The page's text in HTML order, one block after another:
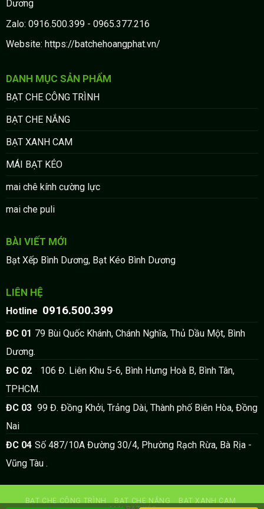
Dương
Zalo: 0916.500.399 - 0965.377.216
Website: https://batchehoangphat.vn/
DANH MỤC SẢN PHẨM
BẠT CHE CÔNG TRÌNH
BẠT CHE NẮNG
BẠT XANH CAM
MÁI BẠT KÉO
mai chê kính cường lực
mai che puli
BÀI VIẾT MỚI
Bạt Xếp Bình Dương, Bạt Kéo Bình Dương
LIÊN HỆ
Hotline 0916.500.399
ĐC 01 79 Bùi Quốc Khánh, Chánh Nghĩa, Thủ Dầu Một, Bình
Dương.
ĐC 02:
106 Đ. Liên Khu 5-6, Bình Hưng Hoà B, Bình Tân,
TPHCM.
ĐC 03: 99 Đ. Đồng Khởi, Trảng Dài, Thành phố Biên Hòa, Đồng
Nai
ĐC 04: Số 487/10A Đường 30/4, Phường Rạch Rừa, Bà Rịa -
Vũng Tàu .
BẠT CHE CÔNG TRÌNH BẠT CHE NẮNG
BẠT XANH CAM